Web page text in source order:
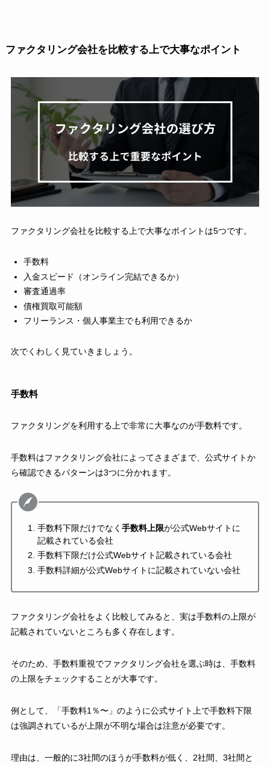
ファクタリング会社を比較する上で大事なポイント
ファクタリング会社を比較する上で大事なポイントは5つです。
手数料
入金スピード（オンライン完結できるか）
審査通過率
債権買取可能額
フリーランス・個人事業主でも利用できるか
次でくわしく見ていきましょう。
手数料
ファクタリングを利用する上で非常に大事なのが手数料です。
手数料はファクタリング会社によってさまざまで、公式サイトか
ら確認できるパターンは3つに分かれます。
手数料下限だけでなく 手数料上限が公式Webサイトに
記載されている会社
手数料下限だけ公式Webサイト記載されている会社
手数料詳細が公式Webサイトに記載されていない会社
ファクタリング会社をよく比較してみると、実は手数料の上限が
記載されていないところも多く存在します。
そのため、手数料重視でファクタリング会社を選ぶ時は、手数料
の上限をチェックすることが大事です。
例として、「手数料1％〜」のように公式サイト上で手数料下限
は強調されているが上限が不明な場合は注意が必要です。
理由は、一般的に3社間のほうが手数料が低く、2社間、3社間と